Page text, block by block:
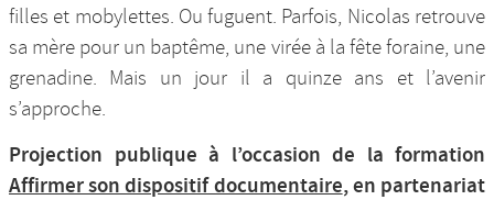
filles et mobylettes. Ou fuguent. Parfois, Nicolas retrouve
sa mère pour un baptême, une virée à la fête foraine, une
grenadine. Mais un jour il a quinze ans et l’avenir
s’approche.
Projection publique à l’occasion de la formation
Affirmer son dispositif documentaire, en partenariat